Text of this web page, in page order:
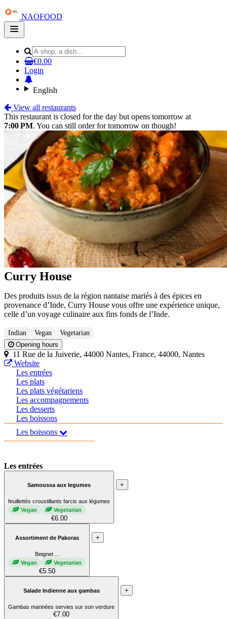
NAOFOOD
Open
main
€0.00
Login
English
View all restaurants
This restaurant is closed for the day but opens tomorrow at
7:00 PM. You can still order for tomorrow on though!
Curry House
Des produits issus de la région nantaise mariés à des épices en
provenance d’Inde, Curry House vous offre une expérience unique,
celle d’un voyage culinaire aux fins fonds de l’Inde.
Indian Vegan
Vegetarian
Opening hours
11 Rue de la Juiverie, 44000 Nantes, France, 44000, Nantes
Website
Les entrées
Les plats
Les plats végétariens
Les accompagnements
Les desserts
Les boissons
Les boissons
Les entrées
Samoussa aux legumes
feuillettés croustillants farcis aux légumes
Vegan
Vegetarian
€6.00
+
Assortiment de Pakoras
Beignet ...
Vegan
Vegetarian
€5.50
+
Salade Indienne aux gambas
Gambas marinées servies sur son verdure
€7.00
+